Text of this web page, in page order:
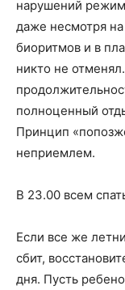
нарушений
даже несмотря
биоритмов и в
никто не
полноценный
Принцип
неприемлем.
В 23.00 всем
Если все же
сбит,
дня. Пусть